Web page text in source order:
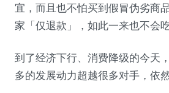
宜，而且也不怕买到假冒伪劣商
家「仅退款」，如此一来也不会吃
到了经济下行、消费降级的今天
多的发展动力超越很多对手，依